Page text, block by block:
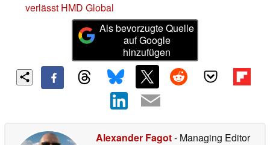
verlässt HMD Global
Als bevorzugte Quelle
auf Google
hinzufügen
Alexander Fagot- Managing Editor